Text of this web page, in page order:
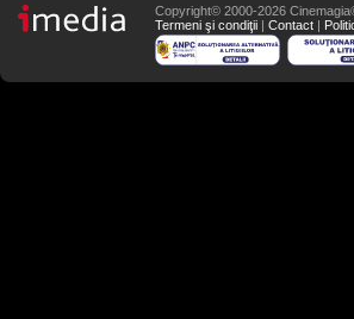
Copyright© 2000-2026
Termeni şi condiţii | Contact |